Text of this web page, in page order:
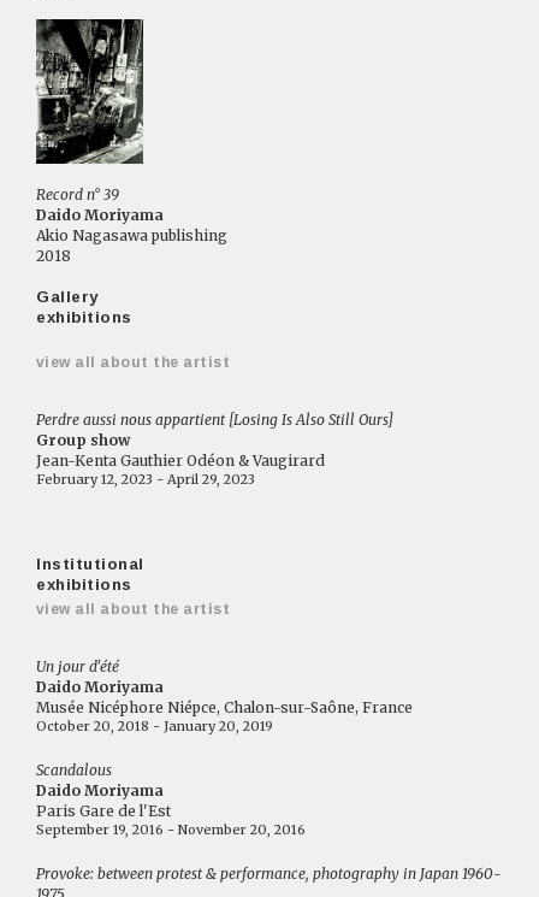
Record n° 39
Daido Moriyama
Akio Nagasawa publishing
2018
Gallery
exhibitions
view all about the artist
Perdre aussi nous appartient [Losing Is Also Still Ours]
Group show
Jean-Kenta Gauthier Odéon & Vaugirard
February 12, 2023 - April 29, 2023
Institutional
exhibitions
view all about the artist
Un jour d'été
Daido Moriyama
Musée Nicéphore Niépce, Chalon-sur-Saône, France
October 20, 2018 - January 20, 2019
Scandalous
Daido Moriyama
Paris Gare de l'Est
September 19, 2016 - November 20, 2016
Provoke: between protest & performance, photography in Japan 1960-